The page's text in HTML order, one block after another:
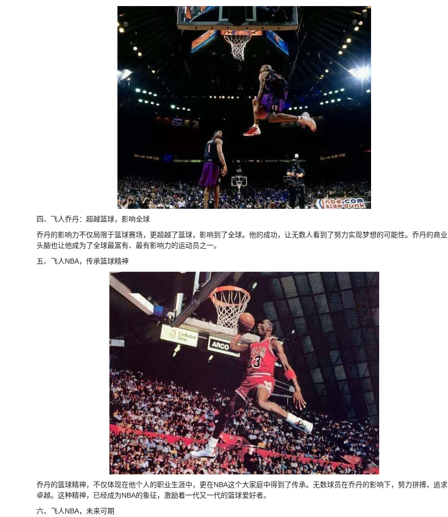
四、飞人乔丹：超越篮球，影响全球
乔丹的影响力不仅局限于篮球赛场，更超越了篮球，影响到了全球。他的成功，让无数人看到了努力实现梦想的可能性。乔丹的商业
头脑也让他成为了全球最富有、最有影响力的运动员之一。
五、飞人NBA，传承篮球精神
乔丹的篮球精神，不仅体现在他个人的职业生涯中，更在NBA这个大家庭中得到了传承。无数球员在乔丹的影响下，努力拼搏，追求
卓越。这种精神，已经成为NBA的象征，激励着一代又一代的篮球爱好者。
六、飞人NBA，未来可期